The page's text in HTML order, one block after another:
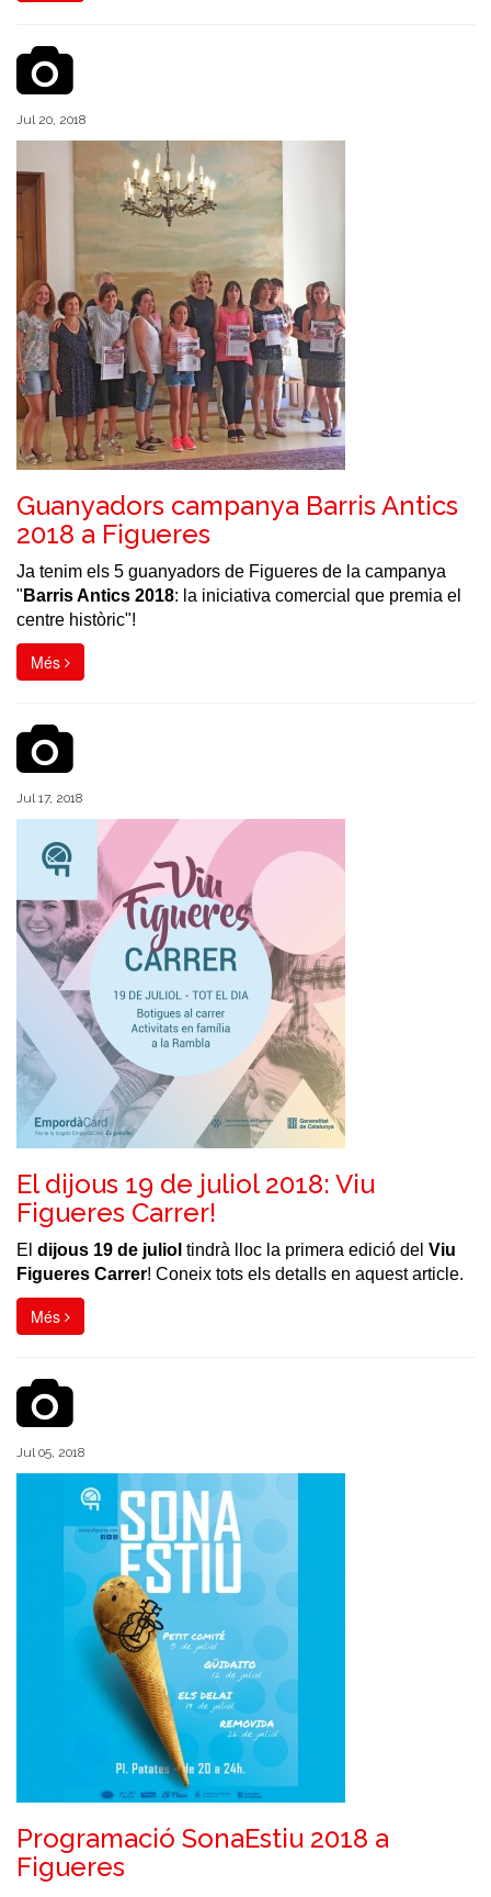
Jul 20, 2018
Guanyadors campanya Barris Antics
2018 a Figueres
Ja tenim els 5 guanyadors de Figueres de la campanya
" Barris Antics 2018: la iniciativa comercial que premia el
centre històric"!
Més
Jul 17, 2018
El dijous 19 de juliol 2018: Viu
Figueres Carrer!
El dijous 19 de juliol tindrà lloc la primera edició del Viu
Figueres Carrer! Coneix tots els detalls en aquest article.
Més
Jul 05, 2018
Programació SonaEstiu 2018 a
Figueres